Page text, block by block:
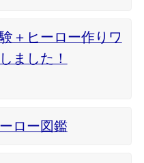
＋ヒーロー作りワ
ました！
ロー図鑑